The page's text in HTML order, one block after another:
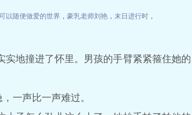
以随便做爱的世界 ， 豪乳老师刘艳 ， 末日进行时 ，
地撞进了怀里。男孩的手臂紧紧箍住她的
一声比一声难过。